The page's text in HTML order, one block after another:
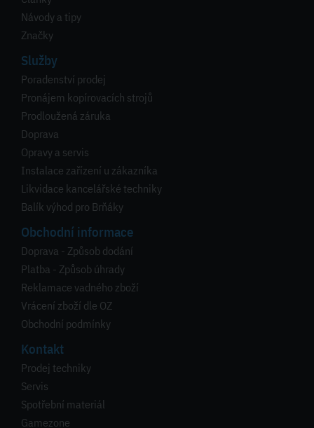
Návody a tipy
Značky
Služby
Poradenství prodej
Pronájem kopírovacích strojů
Prodloužená záruka
Doprava
Opravy a servis
Instalace zařízení u zákazníka
Likvidace kancelářské techniky
Balík výhod pro Brňáky
Obchodní informace
Doprava - Způsob dodání
Platba - Způsob úhrady
Reklamace vadného zboží
Vrácení zboží dle OZ
Obchodní podmínky
Kontakt
Prodej techniky
Servis
Spotřební materiál
Gamezone